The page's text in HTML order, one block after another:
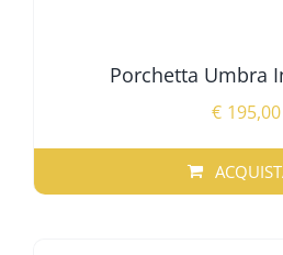
Porchetta Umbra
€ 195,00